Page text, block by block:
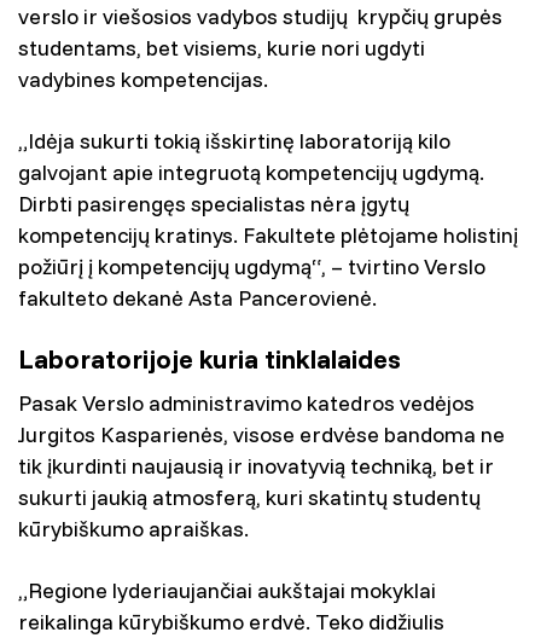
verslo ir viešosios vadybos studijų krypčių grupės
studentams, bet visiems, kurie nori ugdyti
vadybines kompetencijas.
„Idėja sukurti tokią išskirtinę laboratoriją kilo
galvojant apie integruotą kompetencijų ugdymą.
Dirbti pasirengęs specialistas nėra įgytų
kompetencijų kratinys. Fakultete plėtojame holistinį
požiūrį į kompetencijų ugdymą“, – tvirtino Verslo
fakulteto dekanė Asta Pancerovienė.
Laboratorijoje kuria tinklalaides
Pasak Verslo administravimo katedros vedėjos
Jurgitos Kasparienės, visose erdvėse bandoma ne
tik įkurdinti naujausią ir inovatyvią techniką, bet ir
sukurti jaukią atmosferą, kuri skatintų studentų
kūrybiškumo apraiškas.
„Regione lyderiaujančiai aukštajai mokyklai
reikalinga kūrybiškumo erdvė. Teko didžiulis